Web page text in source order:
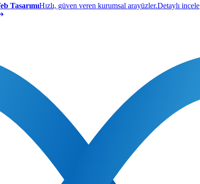
TasarımıHızlı, güven veren kurumsal arayüzler.Detaylı incele